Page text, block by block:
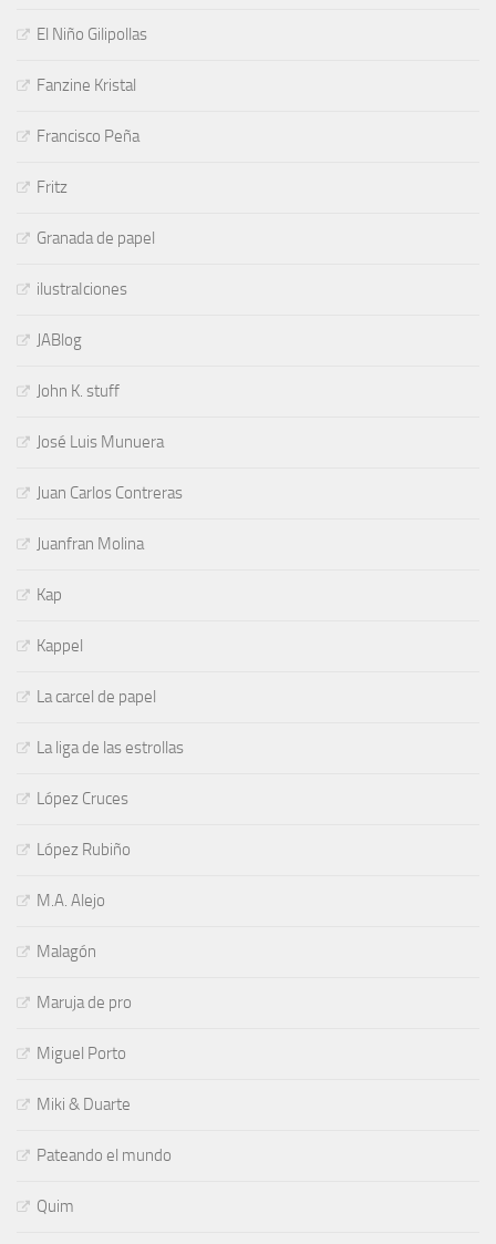
El Niño Gilipollas
Fanzine Kristal
Francisco Peña
Fritz
Granada de papel
ilustraIciones
JABlog
John K. stuff
José Luis Munuera
Juan Carlos Contreras
Juanfran Molina
Kap
Kappel
La carcel de papel
La liga de las estrollas
López Cruces
López Rubiño
M.A. Alejo
Malagón
Maruja de pro
Miguel Porto
Miki & Duarte
Pateando el mundo
Quim